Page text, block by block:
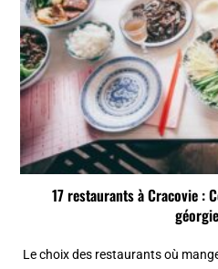
17 restaurants à Cracovie :
Le choix des restaurants où